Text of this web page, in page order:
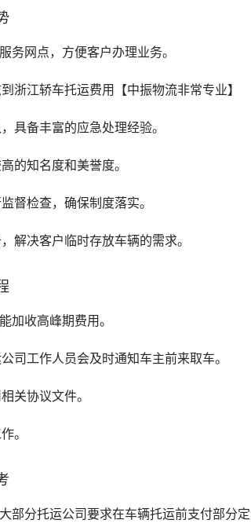
务网点，方便客户办理业务。
具备丰富的应急处理经验。
的知名度和美誉度。
督检查，确保制度落实。
解决客户临时存放车辆的需求。
加收高峰期费用。
司工作人员会及时通知车主前来取车。
关协议文件。
。
部分托运公司要求在车辆托运前支付部分